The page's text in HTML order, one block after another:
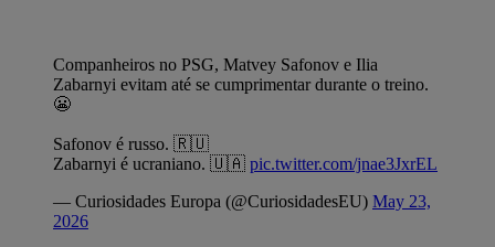
Companheiros no PSG, Matvey Safonov e Ilia
Zabarnyi evitam até se cumprimentar durante o treino.
😬
Safonov é russo. 🇷🇺
Zabarnyi é ucraniano. 🇺🇦 pic.twitter.com/jnae3JxrEL
— Curiosidades Europa (@CuriosidadesEU) May 23,
2026